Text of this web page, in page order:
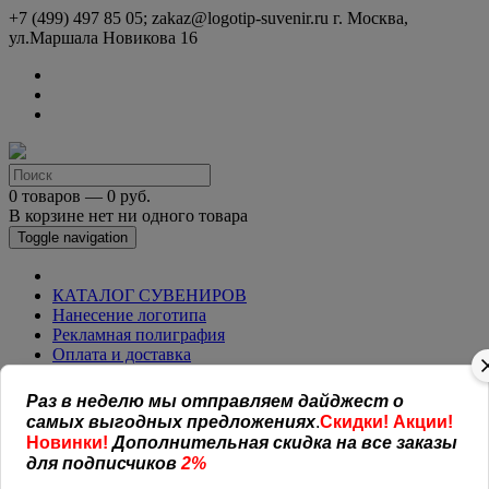
+7 (499) 497 85 05; zakaz@logotip-suvenir.ru г. Москва,
ул.Маршала Новикова 16
0 товаров — 0 руб.
В корзине нет ни одного товара
Toggle navigation
КАТАЛОГ СУВЕНИРОВ
Нанесение логотипа
Рекламная полиграфия
Оплата и доставка
СОГЛАШЕНИЕ (ОФЕРТА )
УСЛОВИЯ И ГАРАНТИИ
Наши работы
Новости
Обратная связь
Раз в неделю мы отправляем дайджест о
самых выгодных предложениях.Скидки! Акции!
Новинки!Дополнительная скидка на все заказы
для подписчиков 2%